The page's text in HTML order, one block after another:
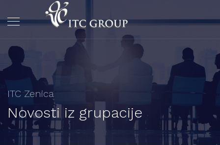
ITC Zenica
Novosti iz grupacije